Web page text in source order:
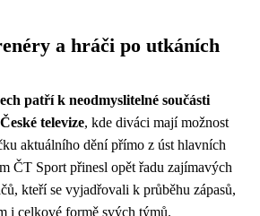
a hráči po utkáních
patří k neodmyslitelné součásti
televize, kde diváci mají možnost
aktuálního dění přímo z úst hlavních
ČT Sport přinesl opět řadu zajímavých
kteří se vyjadřovali k průběhu zápasů,
i celkové formě svých týmů.